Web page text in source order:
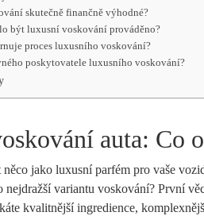
skutečně finančně výhodné?
být luxusní voskování prováděno?
proces luxusního voskování?
poskytovatele luxusního voskování?
auta: Co
jako luxusní parfém pro vaše
nejdražší variantu voskování? První
kvalitnější ingredience,